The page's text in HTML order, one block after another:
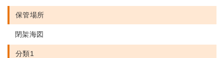
保管場所
閉架海図
分類1